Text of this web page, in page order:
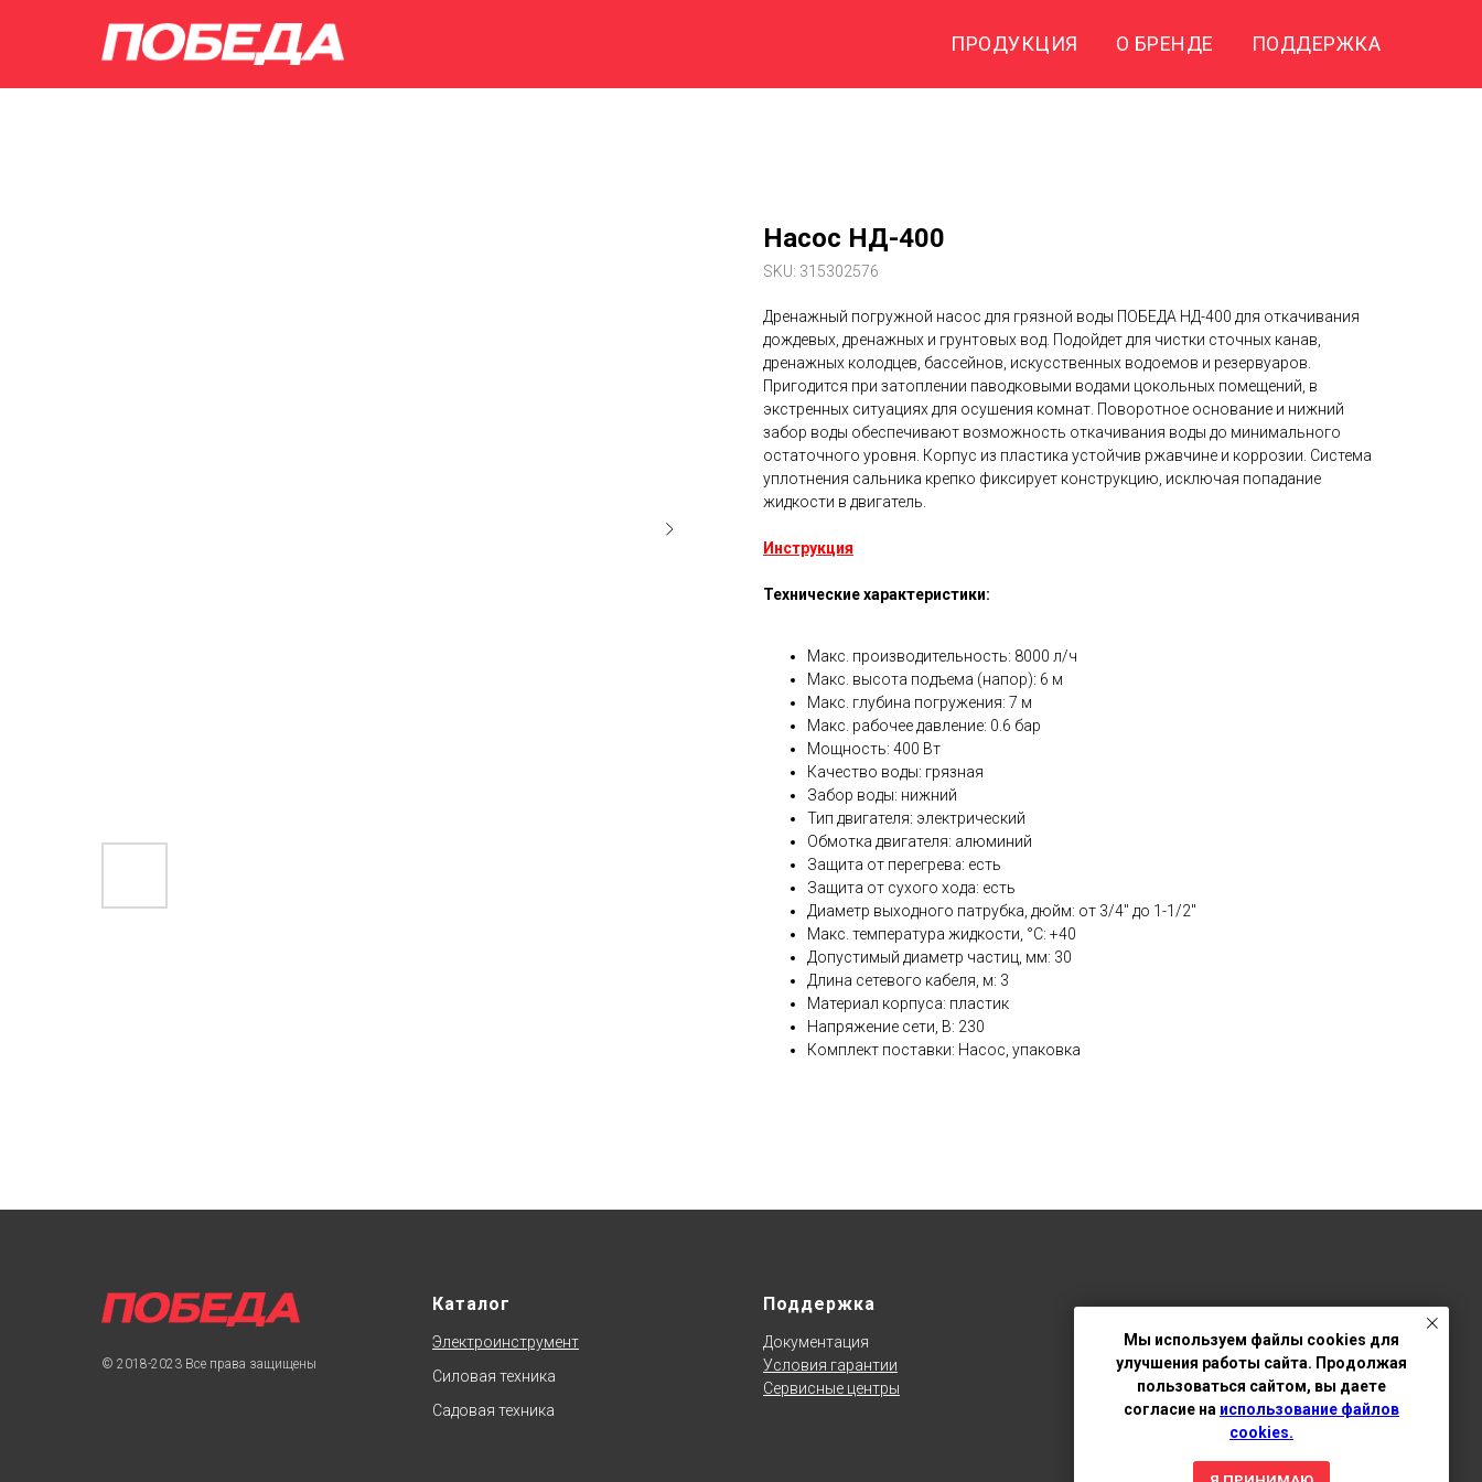
ПРОДУКЦИЯ О БРЕНДЕ ПОДДЕРЖКА
Мы используем файлы cookies для
улучшения работы сайта. Продолжая
пользоваться сайтом, вы даете
согласие на использование файлов
cookies.
Насос НД-400
SKU: 315302576
Дренажный погружной насос для грязной воды ПОБЕДА НД-400 для откачивания
дождевых, дренажных и грунтовых вод. Подойдет для чистки сточных канав,
дренажных колодцев, бассейнов, искусственных водоемов и резервуаров.
Пригодится при затоплении паводковыми водами цокольных помещений, в
экстренных ситуациях для осушения комнат. Поворотное основание и нижний
забор воды обеспечивают возможность откачивания воды до минимального
остаточного уровня. Корпус из пластика устойчив ржавчине и коррозии. Система
уплотнения сальника крепко фиксирует конструкцию, исключая попадание
жидкости в двигатель.
Инструкция
Технические характеристики:
Макс. производительность: 8000 л/ч
Макс. высота подъема (напор): 6 м
Макс. глубина погружения: 7 м
Макс. рабочее давление: 0.6 бар
Мощность: 400 Вт
Качество воды: грязная
Забор воды: нижний
Тип двигателя: электрический
Обмотка двигателя: алюминий
Защита от перегрева: есть
Защита от сухого хода: есть
Диаметр выходного патрубка, дюйм: от 3/4" до 1-1/2"
Макс. температура жидкости, °С: +40
Допустимый диаметр частиц, мм: 30
Длина сетевого кабеля, м: 3
Материал корпуса: пластик
Напряжение сети, В: 230
Комплект поставки: Насос, упаковка
© 2018-2023 Все права защищены
Каталог
Электроинструмент
Силовая техника
Садовая техника
Поддержка
Документация
Условия гарантии
Сервисные центры